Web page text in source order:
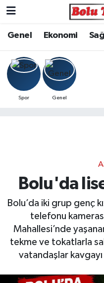
Genel Ekonomi
Spor Genel
Bolu'da
Bolu’da iki grup genç
telefonu
Mahallesi’nde
tekme ve tokatlarla
vatandaşlar